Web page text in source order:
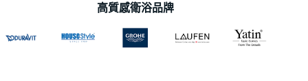
高質感衛浴品牌